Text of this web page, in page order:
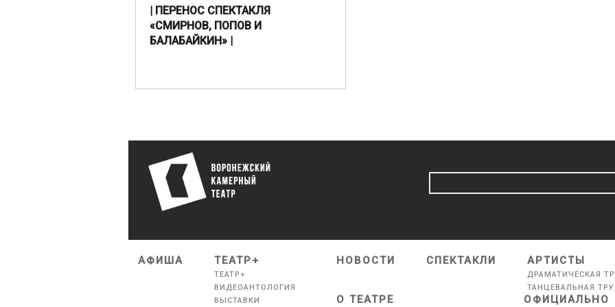
| ПЕРЕНОС СПЕКТАКЛЯ
«СМИРНОВ, ПОПОВ И
БАЛАБАЙКИН» |
АФИША ТЕАТР+
ТЕАТР+
ВИДЕОАНТОЛОГИЯ
ВЫСТАВКИ
НОВОСТИ СПЕКТАКЛИ АРТИСТЫ
ДРАМАТИЧЕСКАЯ
ТАНЦЕВАЛЬНАЯ
О ТЕАТРЕ ОФИЦИАЛЬНО